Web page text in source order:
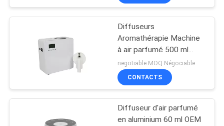
Diffuseurs
Aromathérapie Machine
à air parfumé 500 ml
Blanc 800-1200m3
Couverture de l'odeur
negotiable MOQ:Négociable
CONTACTS
Diffuseur d'air parfumé
en aluminium 60 ml OEM